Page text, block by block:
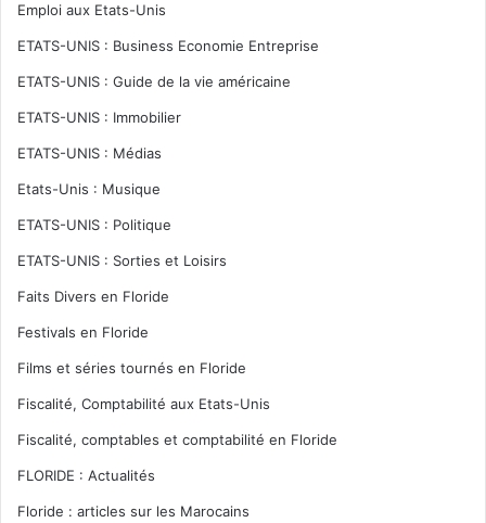
Emploi aux Etats-Unis
ETATS-UNIS : Business Economie Entreprise
ETATS-UNIS : Guide de la vie américaine
ETATS-UNIS : Immobilier
ETATS-UNIS : Médias
Etats-Unis : Musique
ETATS-UNIS : Politique
ETATS-UNIS : Sorties et Loisirs
Faits Divers en Floride
Festivals en Floride
Films et séries tournés en Floride
Fiscalité, Comptabilité aux Etats-Unis
Fiscalité, comptables et comptabilité en Floride
FLORIDE : Actualités
Floride : articles sur les Marocains